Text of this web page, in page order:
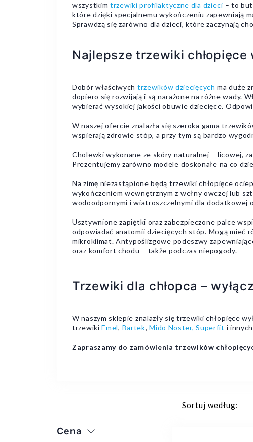
wszystkim trzewiki profilaktyczne dla dzieci – to
które dzięki specjalnemu wykończeniu zapewniają
Sprawdzą się zarówno dla dzieci, które zaczynają
Najlepsze trzewiki
Dobór właściwych trzewików dziecięcych ma duże
dopiero się rozwijają i są narażone na różne wady.
wybierać wysokiej jakości obuwie dziecięce.
W naszej ofercie znalazła się szeroka gama
wspierają zdrowie stóp, a przy tym są bardzo
Cholewki wykonane ze skóry naturalnej – licowej,
Prezentujemy zarówno modele doskonałe na co
Na zimę niezastąpione będą trzewiki chłopięce
wykończeniem wewnętrznym z wełny owczej lub
wodoodpornymi i wiatroszczelnymi dla dodatkowej
Usztywnione zapiętki oraz zabezpieczone palce
odpowiadać anatomii dziecięcych stóp. Mogą mieć
mikroklimat. Antypoślizgowe podeszwy
oraz komfort chodu – także podczas niepogody.
Trzewiki dla chłopca –
W naszym sklepie znalazły się trzewiki chłopięce
trzewikiEmel, Bartek,Mido Noster, Superfit i
Zapraszamy do zamówienia trzewików
Cena
Sortuj według: